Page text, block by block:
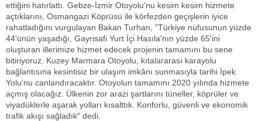
ettiğini hatırlattı. Gebze-İzmir Otoyolu'nu kesim kesim hizmete
açtıklarını, Osmangazi Köprüsü ile körfezden geçişlerin iyice
rahatladığını vurgulayan Bakan Turhan, "Türkiye nüfusunun yüzde
44'ünün yaşadığı, Gayrisafi Yurt İçi Hasıla'nın yüzde 65'ini
oluşturan illerimize hizmet edecek projenin tamamını bu sene
bitiriyoruz. Kuzey Marmara Otoyolu, kıtalararası karayolu
bağlantısına kesintisiz bir ulaşım imkânı sunmasıyla tarihi İpek
Yolu'nu canlandıracaktır. Otoyolun tamamını 2020 yılında hizmete
açmış olacağız. Ülkenin zor arazi şartlarını tüneller, köprüler ve
viyadüklerle aşarak yolları kısalttık. Konforlu, güvenli ve ekonomik
trafik akışı sağladık" dedi.